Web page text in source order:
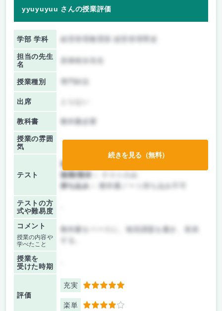
yyuyuyuu さんの授業評価
学部 学科
担当の先生
名
若林靖永先生
授業種別
出席
教科書 教科書必要
授業の雰囲
気
テスト
前期/中間：
後期/期末：
持ち込み：
教科書ノート持ち込み不可
テストの方
式や難易度
コメント
授業の内容や
学べたこと
教科書をベースに、毎回課題を書き、発表
授業を
受けた時期
評価
充実 5
楽単 4
続きを見る（無料）